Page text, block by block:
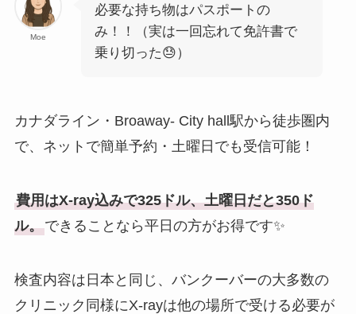
Moe
必要な持ち物はパスポートの
み！！（実は一回忘れて免許書で
乗り切った😓）
カナダライン・Broaway- City hall駅から徒歩圏内
で、ネットで簡単予約・土曜日でも受信可能！
費用はX-ray込みで325ドル、土曜日だと350ド
ル。できることなら平日の方がお得です✨
検査内容は日本と同じ、バンクーバーの大多数の
クリニック同様にX-rayは他の場所で受ける必要が